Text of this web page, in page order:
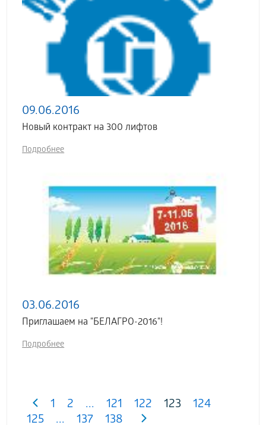
09.06.2016
Новый контракт на 300 лифтов
Подробнее
03.06.2016
Приглашаем на "БЕЛАГРО-2016"!
Подробнее
1 2 ... 121 122 123
124
125
... 137 138